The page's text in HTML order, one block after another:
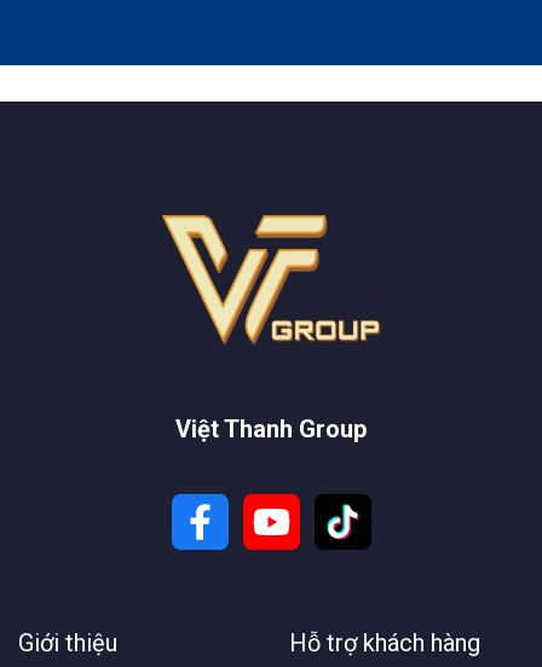
Việt Thanh Group
Giới thiệu Hỗ trợ khách hàng